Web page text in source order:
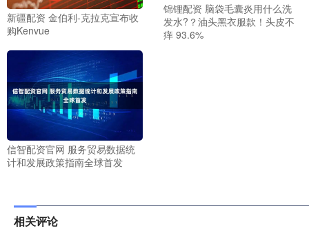
新疆配资 金伯利-克拉克宣布收
购Kenvue
锦锂配资 脑袋毛囊炎用什么洗
发水?？油头黑衣服款！头皮不
痒 93.6%
信智配资官网 服务贸易数据统
计和发展政策指南全球首发
相关评论